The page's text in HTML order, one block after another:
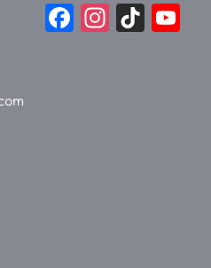
F
In Ti